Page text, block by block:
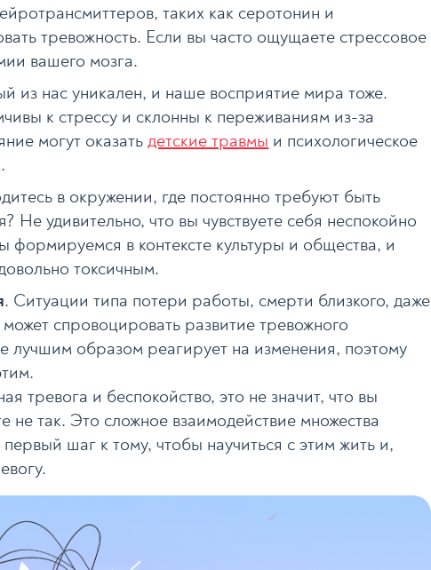
таких как серотонин и
тревожность. Если вы часто ощущаете стрессовое
вашего мозга.
из нас уникален, и наше восприятие мира тоже.
к стрессу и склонны к переживаниям из-за
могут оказатьдетские травмы и психологическое
в окружении, где постоянно требуют быть
Не удивительно, что вы чувствуете себя неспокойно
формируемся в контексте культуры и общества, и
токсичным.
. Ситуации типа потери работы, смерти близкого, даже
спровоцировать развитие тревожного
лучшим образом реагирует на изменения, поэтому
тревога и беспокойство, это не значит, что вы
не так. Это сложное взаимодействие множества
шаг к тому, чтобы научиться с этим жить и,